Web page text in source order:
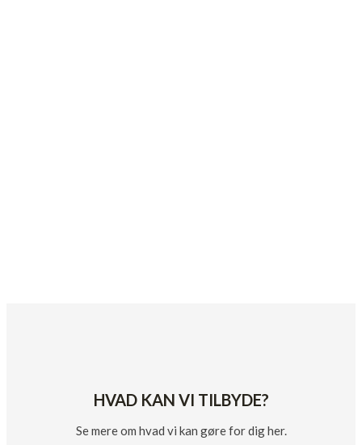
HVAD KAN VI TILBYDE?
Se mere om hvad vi kan gøre for dig her.